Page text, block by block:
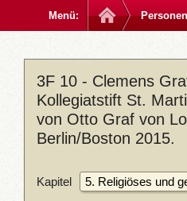
Menü: Personen
3F 10 - Clemens
Kollegiatstift St.
von Otto Graf von
Berlin/Boston 2015.
Kapitel